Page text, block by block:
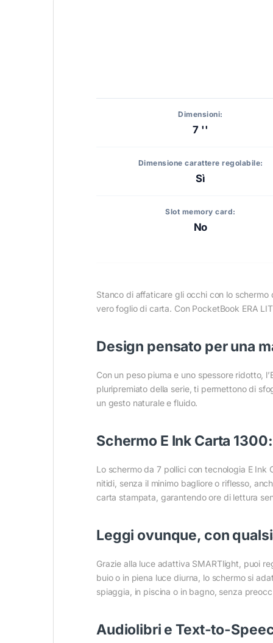
Dimensioni:
7 ''
Dimensione carattere regolabile:
Sì
Slot memory card:
No
Stanco di affaticare gli occhi con lo
vero foglio di carta. Con PocketBook ERA
Design pensato per una
Con un peso piuma e uno spessore ridotto,
pluripremiato della serie, ti permettono di
un gesto naturale e fluido.
Schermo E Ink Carta
Lo schermo da 7 pollici con tecnologia E Ink
nitidi, senza il minimo bagliore o riflesso,
carta stampata, garantendo ore di lettura
Leggi ovunque, con
Grazie alla luce adattiva SMARTlight, puoi
buio o in piena luce diurna, lo schermo si
spiaggia, in piscina o in bagno, senza
Audiolibri e Text-to-